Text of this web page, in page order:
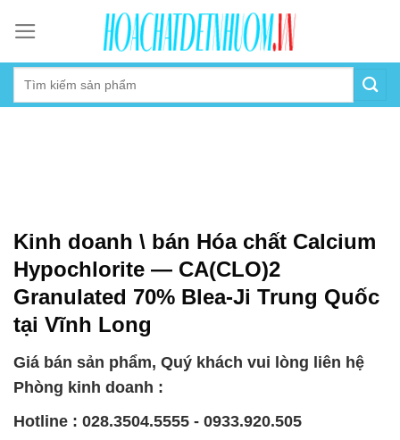
content
Kinh doanh \ bán Hóa chất Calcium
Hypochlorite — CA(CLO)2
Granulated 70% Blea-Ji Trung Quốc
tại Vĩnh Long
Giá bán sản phẩm, Quý khách vui lòng liên hệ
Phòng kinh doanh :
Hotline : 028.3504.5555 - 0933.920.505